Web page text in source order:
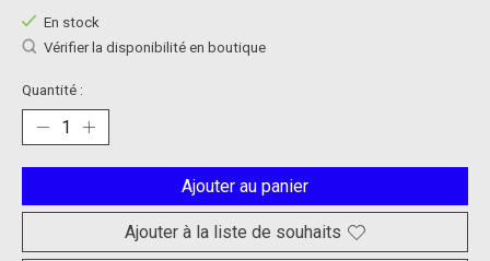
En stock
Vérifier la disponibilité en boutique
Quantité :
Ajouter au panier
Ajouter à la liste de souhaits